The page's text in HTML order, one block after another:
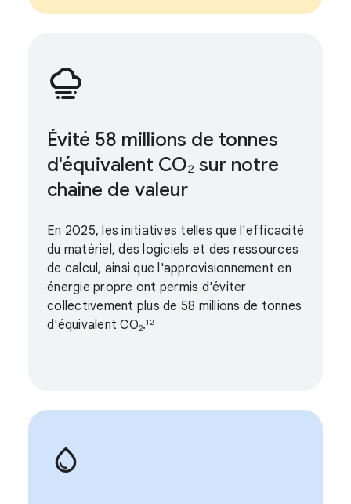
Évité 58 millions de tonnes
d'équivalent CO₂ sur notre
chaîne de valeur
En 2025, les initiatives telles que l'efficacité
du matériel, des logiciels et des ressources
de calcul, ainsi que l'approvisionnement en
énergie propre ont permis d'éviter
collectivement plus de 58 millions de tonnes
d'équivalent CO2.12